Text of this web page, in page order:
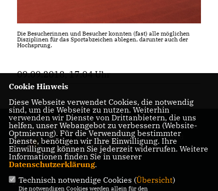
Die Besucherinnen und Besucher konnten (fast) alle möglichen
Disziplinen für das Sportabzeichen ablegen, darunter auch der
Hochsprung.
09.09.2018, 17:04 Uhr
Ihr Landrat für den
Kreis Coesfeld
IMPRESSUM DATENSCHUTZ KONTAKT
Cookie Hinweis
Diese Webseite verwendet Cookies, die notwendig
sind, um die Webseite zu nutzen. Weiterhin
verwenden wir Dienste von Drittanbietern, die uns
helfen, unser Webangebot zu verbessern (Website-
Optmierung). Für die Verwendung bestimmter
Dienste, benötigen wir Ihre Einwilligung. Ihre
Einwilligung können Sie jederzeit widerrufen. Weitere
Informationen finden Sie in unserer
Datenschutzerklärung.
Technisch notwendige Cookies (Übersicht)
Die notwendigen Cookies werden allein für den